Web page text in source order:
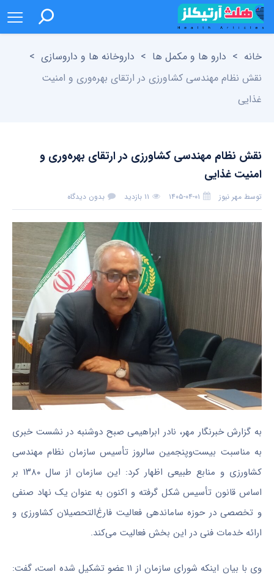
خانه > دارو ها و مکمل ها > داروخانه ها و داروسازی >
نقش نظام مهندسی کشاورزی در ارتقای بهره‌وری و امنیت
غذایی
نقش نظام مهندسی کشاورزی در ارتقای بهره‌وری و
امنیت غذایی
توسط مهر نیوز ۱۴۰۵-۰۴-۰۱ ۱۱ بازدید بدون دیدگاه
به گزارش خبرنگار مهر، نادر ابراهیمی صبح دوشنبه در نشست خبری
به مناسبت بیست‌وپنجمین سالروز تأسیس سازمان نظام مهندسی
کشاورزی و منابع طبیعی اظهار کرد: این سازمان از سال ۱۳۸۰ بر
اساس قانون تأسیس شکل گرفته و اکنون به عنوان یک نهاد صنفی
و تخصصی در حوزه ساماندهی فعالیت فارغ‌التحصیلان کشاورزی و
ارائه خدمات فنی در این بخش فعالیت می‌کند.
وی با بیان اینکه شورای سازمان از ۱۱ عضو تشکیل شده است، گفت: